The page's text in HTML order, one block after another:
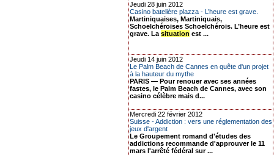
Jeudi 28 juin 2012
Casino batelière plazza - L’heure est grave.
Martiniquaises, Martiniquais,
Schoelchéroises Schoelchérois. L’heure est
grave. La situation est ...
Jeudi 14 juin 2012
Le Palm Beach de Cannes en quête d'un projet
à la hauteur du mythe
PARIS — Pour renouer avec ses années
fastes, le Palm Beach de Cannes, avec son
casino célèbre mais d...
Mercredi 22 février 2012
Suisse - Addiction : vers une réglementation des
jeux d'argent
Le Groupement romand d'études des
addictions recommande d'approuver le 11
mars l'arrêté fédéral sur ...